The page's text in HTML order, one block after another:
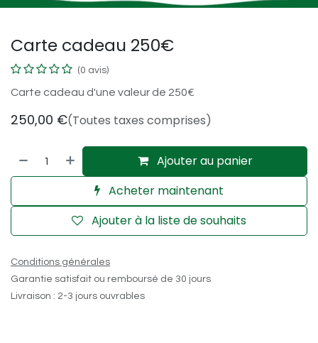
Carte cadeau 250€
(0 avis)
Carte cadeau d'une valeur de 250€
250,00 €(Toutes taxes comprises)
Ajouter au panier
Acheter maintenant
Ajouter à la liste de souhaits
Conditions générales
Garantie satisfait ou remboursé de 30 jours
Livraison : 2-3 jours ouvrables